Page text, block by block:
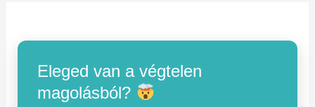
Eleged van a végtelen
magolásból?